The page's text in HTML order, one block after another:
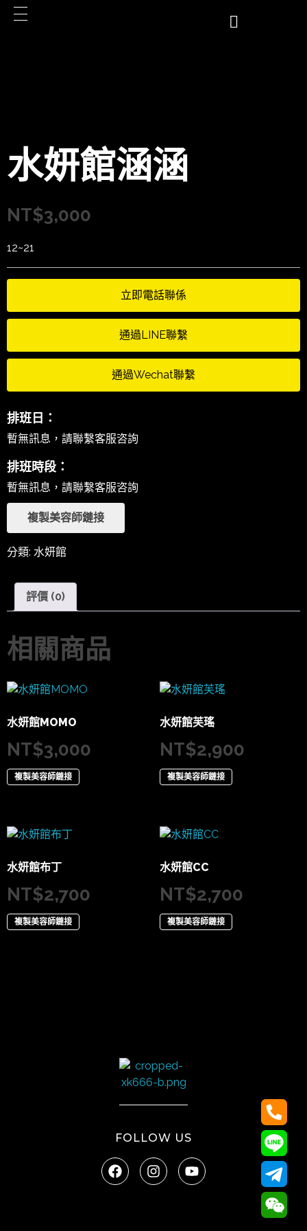
水妍館涵涵
NT$3,000
12~21
立即電話聯係
通過LINE聯繫
通過Wechat聯繫
排班日：
暫無訊息，請聯繫客服咨詢
排班時段：
暫無訊息，請聯繫客服咨詢
複製美容師鏈接
分類: 水妍館
評價 (0)
相關商品
水妍館MOMO
NT$3,000
複製美容師鏈接
水妍館芙瑤
NT$2,900
複製美容師鏈接
水妍館布丁
NT$2,700
複製美容師鏈接
水妍館CC
NT$2,700
複製美容師鏈接
FOLLOW US